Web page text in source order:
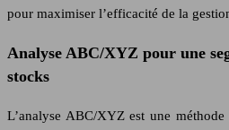
pour maximiser l’efficacité de la
Analyse ABC/XYZ pour une
stocks
L’analyse ABC/XYZ est une